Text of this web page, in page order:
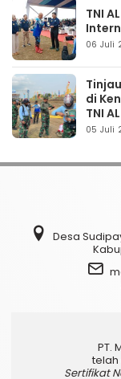
TNI
06 Juli
di
TNI
05 Juli
Desa
PT.
telah
Sertifikat